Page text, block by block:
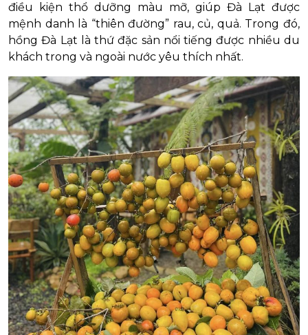
điều kiện thổ dưỡng màu mỡ, giúp Đà Lạt được
mệnh danh là “thiên đường” rau, củ, quả. Trong đó,
hồng Đà Lạt là thứ đặc sản nổi tiếng được nhiều du
khách trong và ngoài nước yêu thích nhất.